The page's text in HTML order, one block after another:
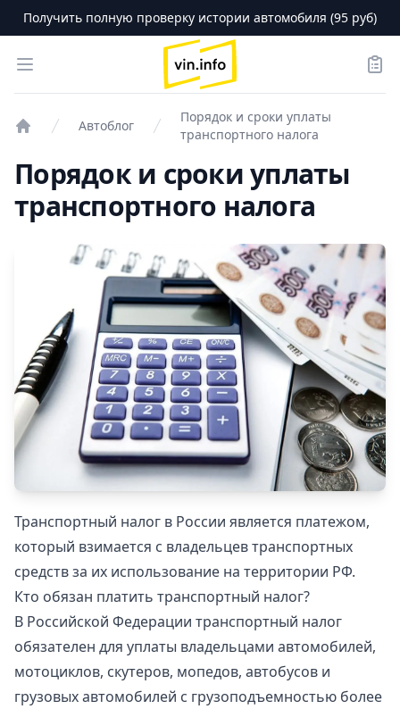
Получить полную проверку истории автомобиля (95 руб)
Open menu
logo
Автоблог
Порядок и сроки уплаты
транспортного налога
Порядок и сроки уплаты
транспортного налога
Транспортный налог в России является платежом,
который взимается с владельцев транспортных
средств за их использование на территории РФ.
Кто обязан платить транспортный налог?
В Российской Федерации транспортный налог
обязателен для уплаты владельцами автомобилей,
мотоциклов, скутеров, мопедов, автобусов и
грузовых автомобилей с грузоподъемностью более